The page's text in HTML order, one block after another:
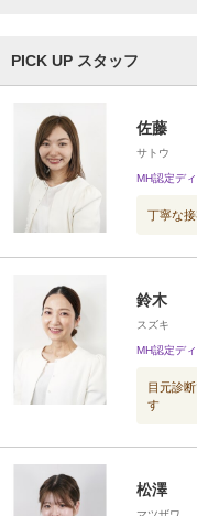
PICK UP スタッフ
佐藤
サトウ
MH認定デ
丁寧な
鈴木
スズキ
MH認定デ
目元診
す
松澤